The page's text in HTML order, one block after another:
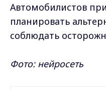
Автомобилистов
планировать
соблюдать
Фото: нейросеть